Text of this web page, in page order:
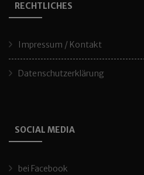
RECHTLICHES
Impressum / Kontakt
Datenschutzerklärung
SOCIAL MEDIA
bei Facebook